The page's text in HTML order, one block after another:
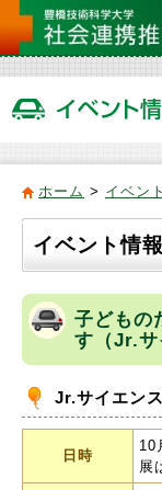
ホーム > イベン
イベント情
子どもの
す（Jr.サ
Jr.サイエン
日時
10
展